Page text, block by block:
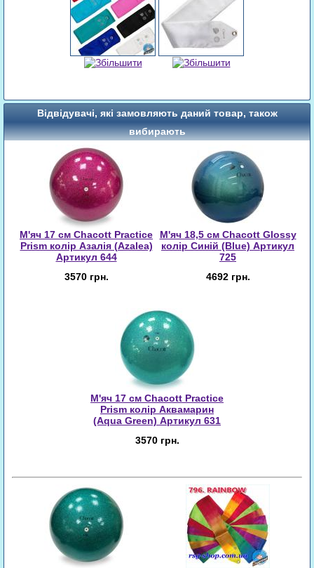
Відвідувачі, які замовляють даний товар, також
вибирають
М'яч 17 см Chacott Practice
Prism колір Азалія (Azalea)
Артикул 644
3570 грн.
М'яч 18,5 см Chacott Glossy
колір Синій (Blue) Артикул
725
4692 грн.
М'яч 17 см Chacott Practice
Prism колір Аквамарин
(Aqua Green) Артикул 631
3570 грн.